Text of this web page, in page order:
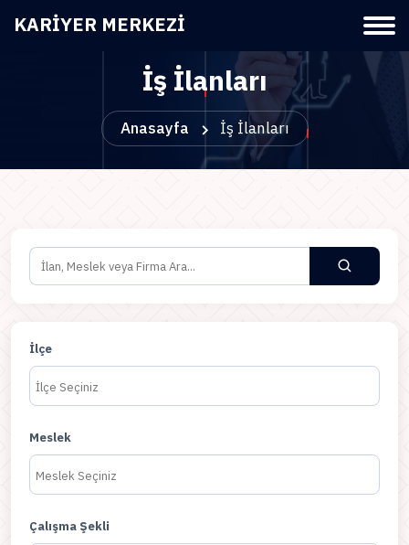
KARIYER MERKEZI
İş İlanları
Anasayfa İş İlanları
İlçe
Meslek
Çalışma Şekli